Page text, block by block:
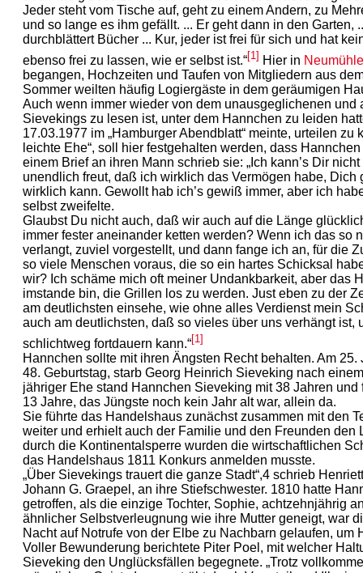
Jeder steht vom Tische auf, geht zu einem Andern, zu
und so lange es ihm gefällt. ... Er geht dann in den Garten,
durchblättert Bücher ... Kur, jeder ist frei für sich und hat
ebenso frei zu lassen, wie er selbst ist.“[1] Hier in
begangen, Hochzeiten und Taufen von Mitgliedern aus
Sommer weilten häufig Logiergäste in dem geräumigen
Auch wenn immer wieder von dem unausgeglichenen und
Sievekings zu lesen ist, unter dem Hannchen zu leiden
17.03.1977 im „Hamburger Abendblatt“ meinte, urteilen zu
leichte Ehe“, soll hier festgehalten werden, dass
einem Brief an ihren Mann schrieb sie: „Ich kann’s Dir
unendlich freut, daß ich wirklich das Vermögen habe,
wirklich kann. Gewollt hab ich’s gewiß immer, aber ich
selbst zweifelte.
Glaubst Du nicht auch, daß wir auch auf die Länge
immer fester aneinander ketten werden? Wenn ich das so
verlangt, zuviel vorgestellt, und dann fange ich an, für die
so viele Menschen voraus, die so ein hartes Schicksal
wir? Ich schäme mich oft meiner Undankbarkeit, aber das
imstande bin, die Grillen los zu werden. Just eben zu der
am deutlichsten einsehe, wie ohne alles Verdienst mein
auch am deutlichsten, daß so vieles über uns verhängt ist,
schlichtweg fortdauern kann.“[1]
Hannchen sollte mit ihren Ängsten Recht behalten. Am
48. Geburtstag, starb Georg Heinrich Sieveking nach
jähriger Ehe stand Hannchen Sieveking mit 38 Jahren
13 Jahre, das Jüngste noch kein Jahr alt war, allein da.
Sie führte das Handelshaus zunächst zusammen mit den
weiter und erhielt auch der Familie und den Freunden den
durch die Kontinentalsperre wurden die wirtschaftlichen
das Handelshaus 1811 Konkurs anmelden musste.
„Über Sievekings trauert die ganze Stadt“,4 schrieb
Johann G. Graepel, an ihre Stiefschwester. 1810 hatte
getroffen, als die einzige Tochter, Sophie, achtzehnjährig
ähnlicher Selbstverleugnung wie ihre Mutter geneigt, war
Nacht auf Notrufe von der Elbe zu Nachbarn gelaufen, um
Voller Bewunderung berichtete Piter Poel, mit welcher
Sieveking den Unglücksfällen begegnete. „Trotz